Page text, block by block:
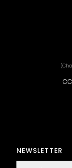
NEWSLETTER